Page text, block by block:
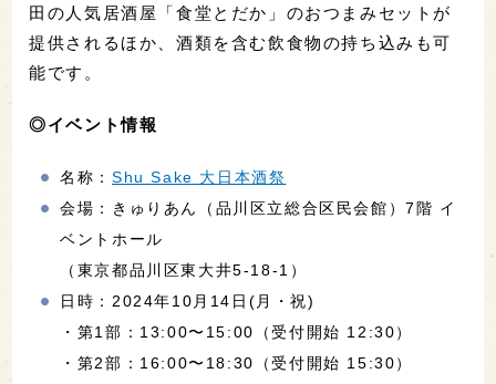
田の人気居酒屋「食堂とだか」のおつまみセットが
提供されるほか、酒類を含む飲食物の持ち込みも可
能です。
◎イベント情報
名称：Shu Sake 大日本酒祭
会場：きゅりあん（品川区立総合区民会館）7階 イ
ベントホール
（東京都品川区東大井5-18-1）
日時：2024年10月14日(月・祝)
・第1部：13:00〜15:00（受付開始 12:30）
・第2部：16:00〜18:30（受付開始 15:30）